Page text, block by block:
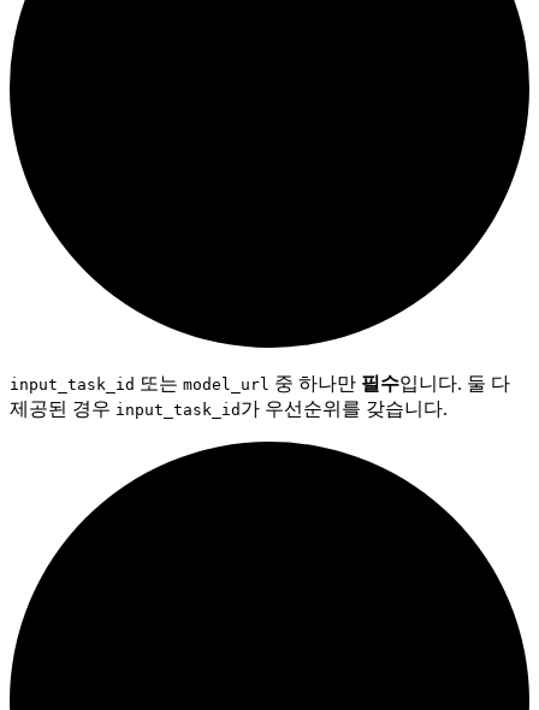
input_task_id 또는 model_url 중 하나만 필수입니다. 둘 다
제공된 경우 input_task_id 가 우선순위를 갖습니다.